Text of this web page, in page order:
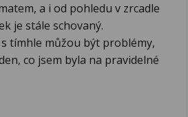
a i od pohledu v zrcadle
je stále schovaný.
tímhle můžou být problémy,
co jsem byla na pravidelné